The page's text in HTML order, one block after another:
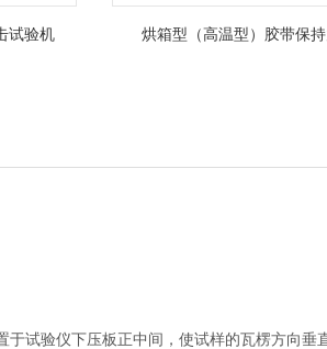
试验机 烘箱型（高温型）胶带保
试验仪下压板正中间，使试样的瓦楞方向垂